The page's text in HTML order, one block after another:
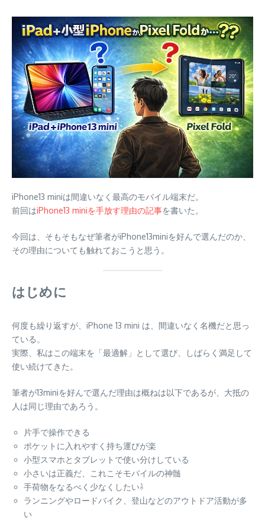
iPhone13 miniは間違いなく最高のモバイル端末だ。
前回はiPhone13 miniを手放す理由の記事を書いた。
今回は、そもそもなぜ筆者がiPhone13miniを好んで選んだのか、
その理由についても触れておこうと思う。
はじめに
何度も繰り返すが、iPhone 13 mini は、間違いなく名機だと思っ
ている。
実際、私はこの端末を「最適解」として選び、しばらく満足して
使い続けてきた。
筆者が13miniを好んで選んだ理由は概ねは以下であるが、大抵の
人は同じ理由であろう。
片手で操作できる
ポケットに入れやすく持ち運びが楽
小型スマホとタブレットで使い分けしている
小さいは正義だ、これこそモバイルの神髄
手荷物をなるべく少なくしたい⇩
ランニングやロードバイク、登山などのアウトドア活動が多
い